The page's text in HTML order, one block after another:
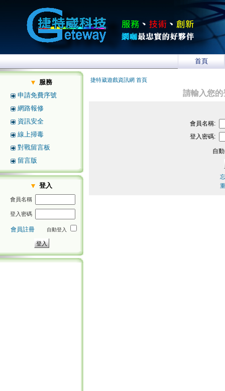
首頁
服務
申請免費序號
網路報修
資訊安全
線上掃毒
對戰留言板
留言版
登入
會員名稱
登入密碼
會員註冊 自動登入
捷特崴遊戲資訊網 首頁
請輸入您
會員名稱:
登入密碼:
自